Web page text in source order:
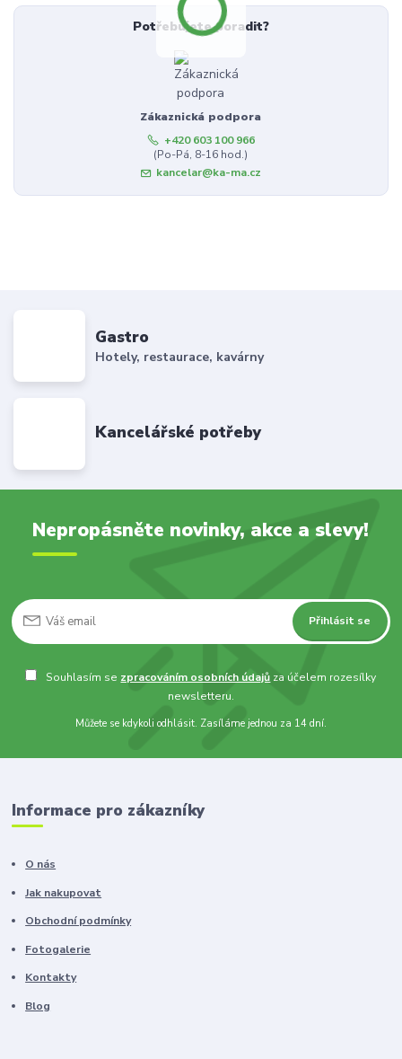
Potřebujete poradit?
Zákaznická podpora
+420 603 100 966
(Po-Pá, 8-16 hod.)
kancelar@ka-ma.cz
Gastro
Hotely, restaurace, kavárny
Kancelářské potřeby
Nepropásněte novinky, akce a slevy!
Přihlásit se
Souhlasím se zpracováním osobních údajů za účelem rozesílky
newsletteru.
Můžete se kdykoli odhlásit. Zasíláme jednou za 14 dní.
Informace pro zákazníky
O nás
Jak nakupovat
Obchodní podmínky
Fotogalerie
Kontakty
Blog